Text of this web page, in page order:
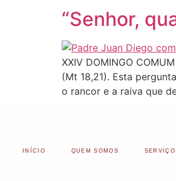
“Senhor,
XXIV DOMINGO
(Mt 18,21). Esta
o rancor e a raiva que
INÍCIO QUEM SOMOS